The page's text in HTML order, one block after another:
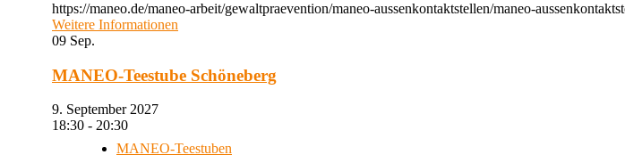
https://maneo.de/maneo-arbeit/gewaltpraevention/maneo-aussenkontaktstellen/maneo-
Weitere Informationen
09 Sep.
MANEO-Teestube Schöneberg
9. September 2027
18:30 - 20:30
MANEO-Teestuben